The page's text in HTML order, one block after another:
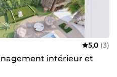
5,0 (3)
intérieur et